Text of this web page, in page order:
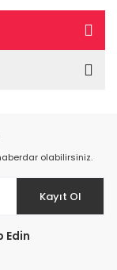
olabilirsiniz.
Kayıt Ol
Edin